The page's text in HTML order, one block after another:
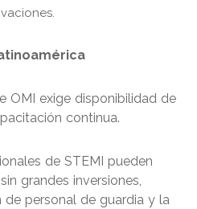
OMI exige disponibilidad de
continua.
de STEMI pueden
grandes inversiones,
de personal de guardia y la